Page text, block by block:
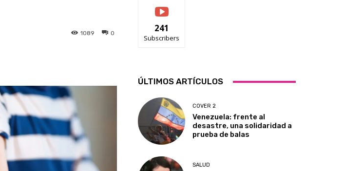
0
1089 241
Subscribers
ÚLTIMOS ARTÍCULOS
COVER 2
Venezuela: frente al
desastre, una solidaridad a
prueba de balas
SALUD